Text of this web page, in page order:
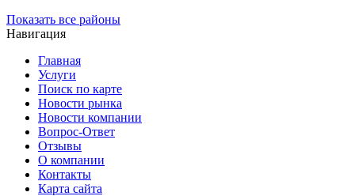
Показать все районы
Навигация
Главная
Услуги
Поиск по карте
Новости рынка
Новости компании
Вопрос-Ответ
Отзывы
О компании
Контакты
Карта сайта